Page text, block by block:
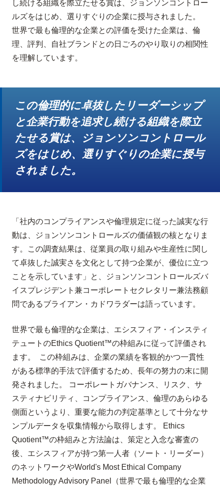
し続ける組織を際立たせる賞は、ジョンソンコントロー
ルズをはじめ、選りすぐりの企業に授与されました。
世界で最も倫理的な企業との評価を受けた企業は、倫
理、評判、自社ブランドとの日ごろのやり取りの相関性
を理解しています。
この倫理的に卓抜したリーダーシップ
と企業行動を追求し続ける組織を際立
たせる賞は、ジョンソンコントロール
ズをはじめ、選りすぐりの企業に授与
されました。
「社内のコンプライアンスや倫理規定に従った誠実な行
動は、ジョンソンコントロールズの価値観の核となりま
す。この調査結果は、従業員の取り組みや生産性に関し
て卓抜した誠実さを文化として持つ企業が、優位に立つ
ことを示しています」と、ジョンソンコントロールズバ
イスプレジデント兼コーポレートセクレタリー兼法務顧
問であるブライアン・カドワラダーは語っています。
世界で最も倫理的な企業は、エシスフィア・インスティ
テュートのEthics Quotient™の枠組みに従って評価され
ます。 この枠組みは、企業の業績を客観的かつ一貫性
がある標準的手法で評価するため、長年の努力の末に開
発されました。 コーポレートガバナンス、リスク、サ
スティナビリティ、コンプライアンス、倫理のあらゆる
側面というより、重要な能力の判定基準として十分なサ
ンプルデータを収集情報から取得します。 Ethics
Quotient™の枠組みと方法論は、策定と入念な審査の
後、エシスフィアが持つ第一人者（ソート・リーダー）
のネットワークやWorld's Most Ethical Company
Methodology Advisory Panel（世界で最も倫理的な企業